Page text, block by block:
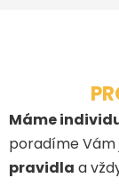
Máme
poradíme Vám
pravidla a